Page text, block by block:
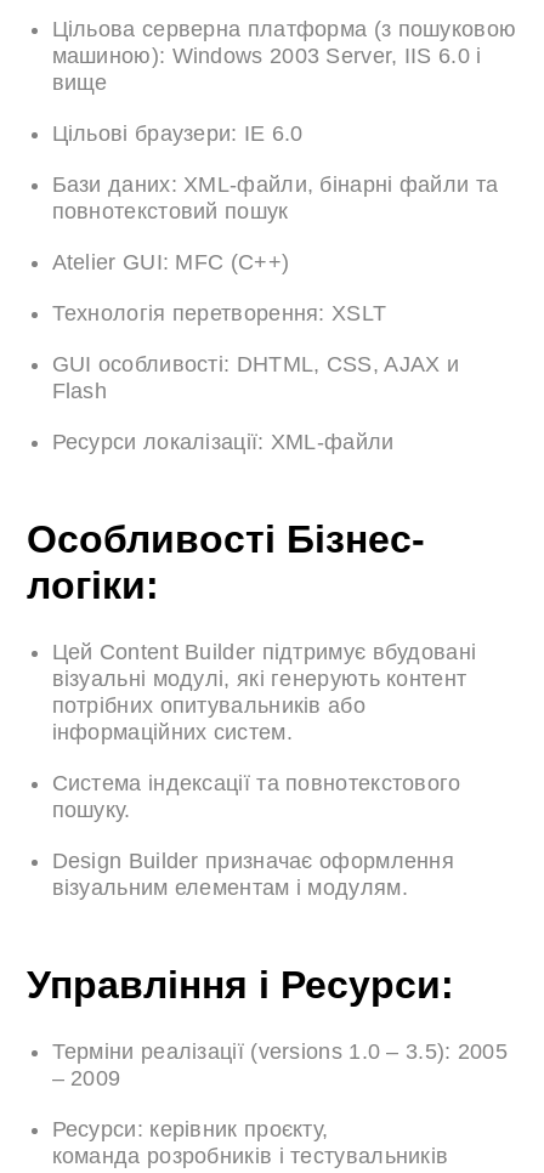
Цільова серверна платформа (з пошуковою
машиною): Windows 2003 Server, IIS 6.0 і
вище
Цільові браузери: IE 6.0
Бази даних: XML-файли, бінарні файли та
повнотекстовий пошук
Atelier GUI: MFC (C++)
Технологія перетворення: XSLT
GUI особливості: DHTML, CSS, AJAX и
Flash
Ресурси локалізації: XML-файли
Особливості Бізнес-
логіки:
Цей Content Builder підтримує вбудовані
візуальні модулі, які генерують контент
потрібних опитувальників або
інформаційних систем.
Система індексації та повнотекстового
пошуку.
Design Builder призначає оформлення
візуальним елементам і модулям.
Управління і Ресурси:
Терміни реалізації (versions 1.0 – 3.5): 2005
– 2009
Ресурси: керівник проєкту,
команда розробників і тестувальників